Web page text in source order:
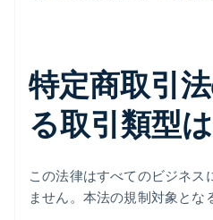
特定商取引
る取引類型
この法律はすべてのビジネス
ません。本法の規制対象とな